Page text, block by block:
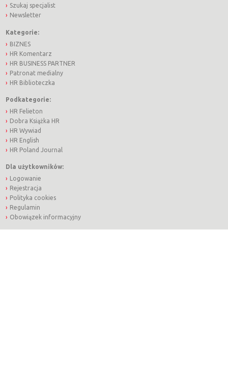
Szukaj specjalist
Newsletter
Kategorie:
BIZNES
HR Komentarz
HR BUSINESS PARTNER
Patronat medialny
HR Biblioteczka
Podkategorie:
HR Felieton
Dobra Książka HR
HR Wywiad
HR English
HR Poland Journal
Dla użytkowników:
Logowanie
Rejestracja
Polityka cookies
Regulamin
Obowiązek informacyjny